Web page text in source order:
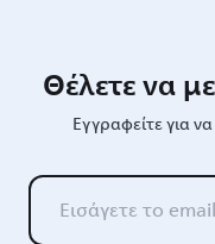
Θέλετε να
Εγγραφείτε για